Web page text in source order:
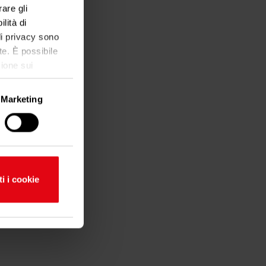
gli
di
privacy sono
È possibile
sui
di
nella
Marketing
i cookie